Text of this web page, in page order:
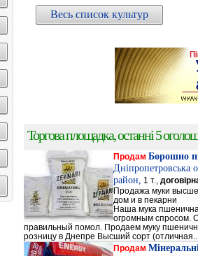
Весь список культур
Торгова площадка, останні 5
Продам Борошно
Дніпропетровська
район, 1 т.,
Продажа муки
дом и в пекарни
Наша мука
огромным спросом.
правильный помол. Продаем муку
розницу в Днепре Высший сорт
Продам